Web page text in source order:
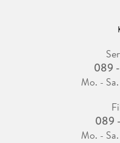
089
Mo. -
089
Mo. -